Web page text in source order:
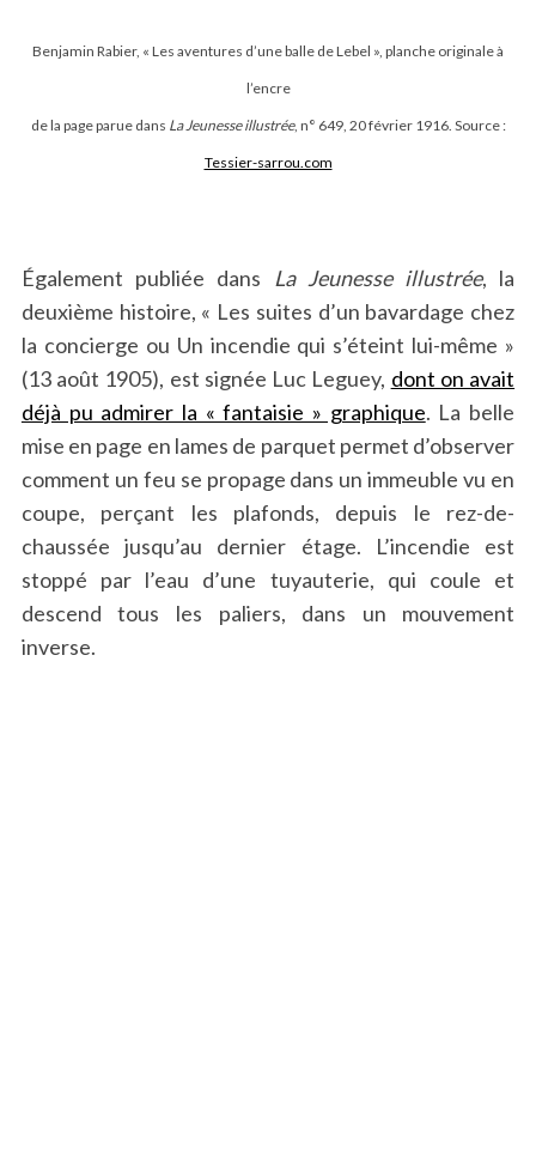
Benjamin Rabier, « Les aventures d’une balle de Lebel », planche originale à
l’encre
de la page parue dans La Jeunesse illustrée, n° 649, 20 février 1916. Source :
Tessier-sarrou.com
Également publiée dans La Jeunesse illustrée, la
deuxième histoire, « Les suites d’un bavardage chez
la concierge ou Un incendie qui s’éteint lui-même »
(13 août 1905), est signée Luc Leguey, dont on avait
déjà pu admirer la « fantaisie » graphique. La belle
mise en page en lames de parquet permet d’observer
comment un feu se propage dans un immeuble vu en
coupe, perçant les plafonds, depuis le rez-de-
chaussée jusqu’au dernier étage. L’incendie est
stoppé par l’eau d’une tuyauterie, qui coule et
descend tous les paliers, dans un mouvement
inverse.